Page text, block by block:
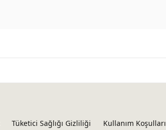
Tüketici Sağlığı Gizliliği Kullanım Koşulları